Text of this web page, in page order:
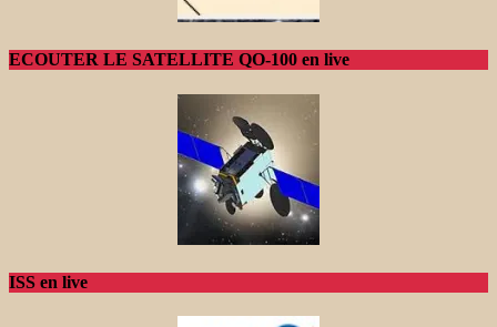
ECOUTER LE SATELLITE QO-100 en live
ISS en live